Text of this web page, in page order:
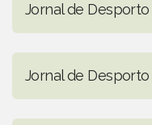
Jornal de Desporto
Jornal de Desporto